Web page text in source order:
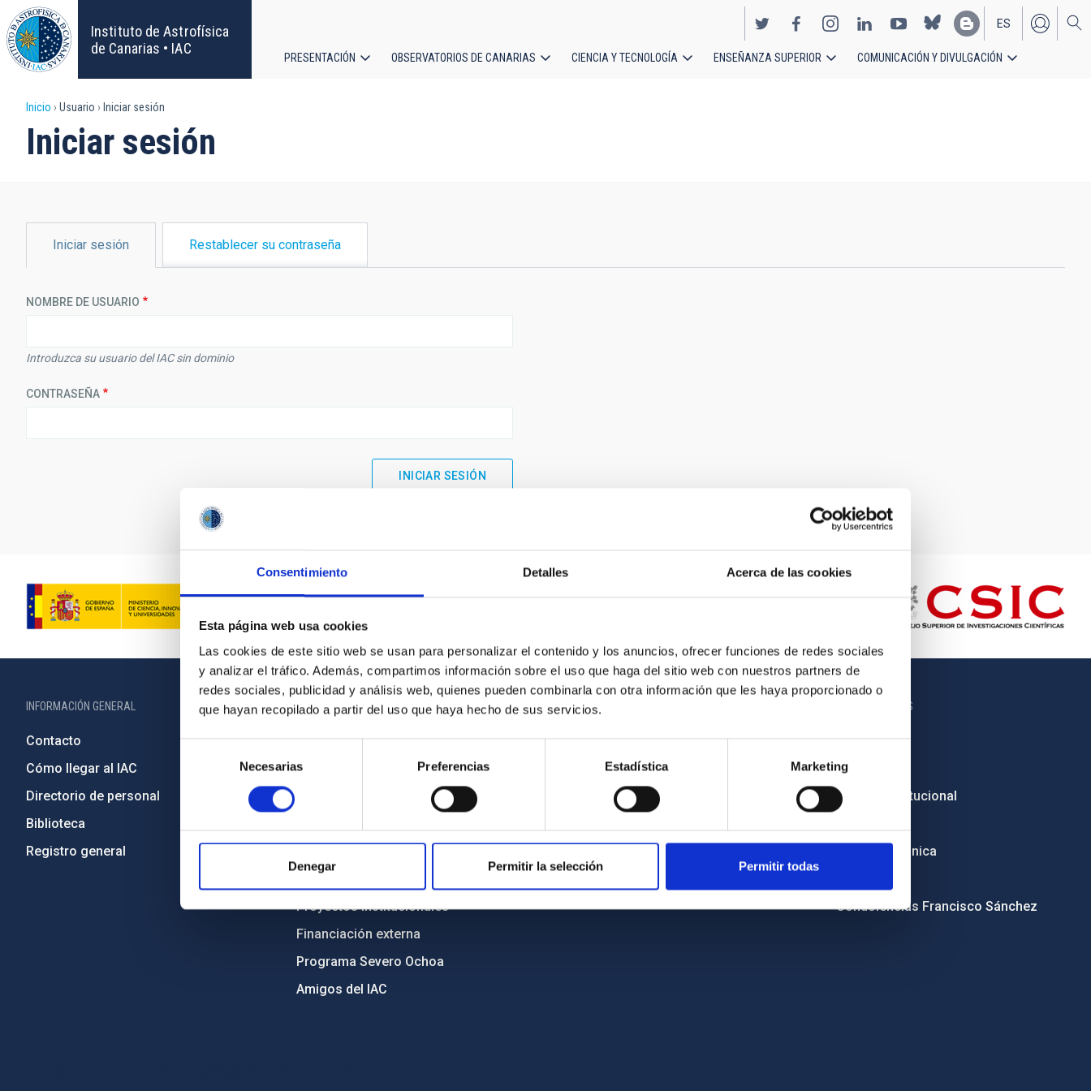
Consentimiento Detalles Acerca de las cookies
Esta página web usa cookies
Las cookies de este sitio web se usan para personalizar el contenido y los anuncios, ofrecer funciones de redes sociales
y analizar el tráfico. Además, compartimos información sobre el uso que haga del sitio web con nuestros partners de
redes sociales, publicidad y análisis web, quienes pueden combinarla con otra información que les haya proporcionado o
que hayan recopilado a partir del uso que haya hecho de sus servicios.
consentimiento
Necesarias Preferencias Estadística Marketing
Denegar Permitir la selección Permitir todas
Pasar
al
contenido
principal
Instituto de Astrofísica
de Canarias • IAC
EN
ES
PRESENTACIÓN OBSERVATORIOS DE CANARIAS CIENCIA Y TECNOLOGÍA ENSEÑANZA SUPERIOR COMUNICACIÓN Y DIVULGACIÓN
Sobrescribir
enlaces
ayuda
a
la
Inicio Usuario Iniciar sesión
Iniciar sesión
PRINCIPALES
Iniciar sesión Restablecer su contraseña
NOMBRE DE USUARIO
Introduzca su usuario del IAC sin dominio
CONTRASEÑA
INFORMACIÓN GENERAL
Contacto
Cómo llegar al IAC
Directorio de personal
Biblioteca
Registro general
INFORMACIÓN INSTITUCIONAL
Legislación
Transparencia
Código ético y política antifraude
Medio Ambiente y Sostenibilidad
Proyectos institucionales
Financiación externa
Programa Severo Ochoa
Amigos del IAC
PORTAL DEL IAC
Mapa web
Políticas de privacidad
Aviso legal
OTROS ENLACES
Empleo
Licitaciones
Imagen institucional
Sede electrónica
Condolencias Francisco Sánchez